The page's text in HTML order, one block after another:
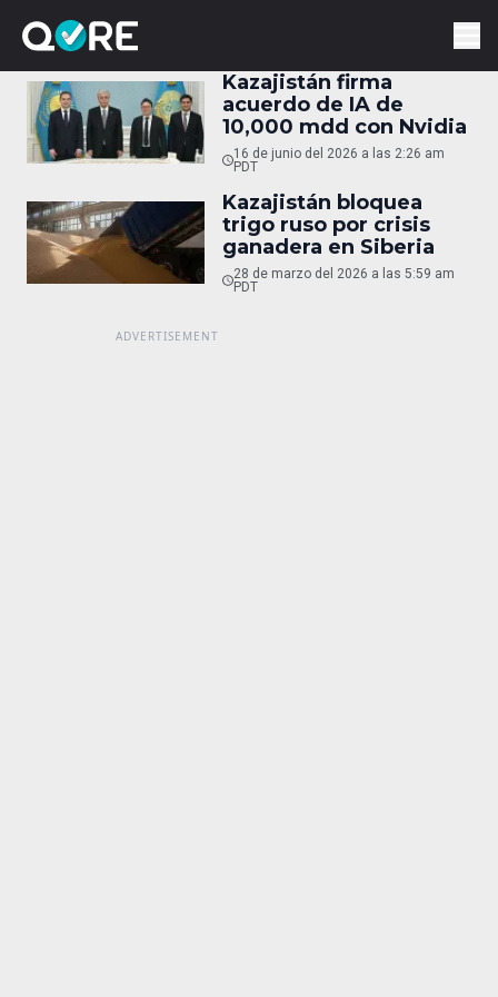
Kazajistán firma
acuerdo de IA de
10,000 mdd con Nvidia
16 de junio del 2026 a las 2:26 am
PDT
Kazajistán bloquea
trigo ruso por crisis
ganadera en Siberia
28 de marzo del 2026 a las 5:59 am
PDT